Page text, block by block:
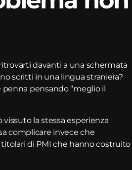
davanti a una schermata
scritti in una lingua straniera?
pensando “meglio il
la stessa esperienza
complicare invece che
di PMI che hanno costruito